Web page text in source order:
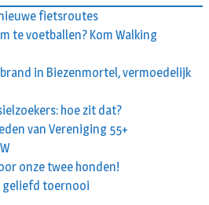
fietsroutes
te voetballen? Kom Walking
in Biezenmortel, vermoedelijk
hoe zit dat?
van Vereniging 55+
onze twee honden!
geliefd toernooi